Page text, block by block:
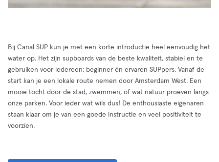
Bij Canal SUP kun je met een korte introductie heel eenvoudig het
water op. Het zijn supboards van de beste kwaliteit, stabiel en te
gebruiken voor iedereen: beginner én ervaren SUPpers. Vanaf de
start kan je een lokale route nemen door Amsterdam West. Een
mooie tocht door de stad, zwemmen, of wat natuur proeven langs
onze parken. Voor ieder wat wils dus! De enthousiaste eigenaren
staan klaar om je van een goede instructie en veel positiviteit te
voorzien.